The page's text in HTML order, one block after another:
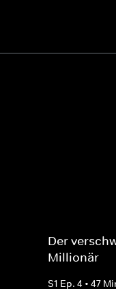
Der
Millionär
S1 Ep. 4 • 47